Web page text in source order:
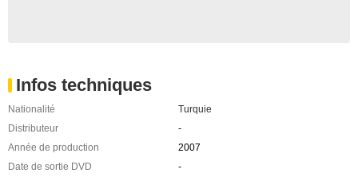
Infos techniques
Nationalité
Turquie
Distributeur
-
Année de production
2007
Date de sortie DVD
-